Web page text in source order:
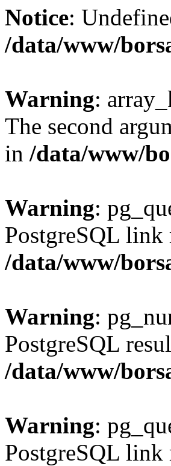
Notice:
/data/www/
Warning:
The second
in /data/www/
Warning:
PostgreSQL link
/data/www/
Warning:
PostgreSQL
/data/www/
Warning:
PostgreSQL link